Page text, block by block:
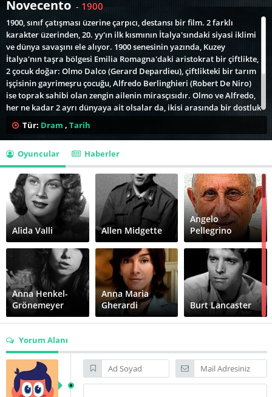
Novecento - 1900
1900, sınıf çatışması üzerine çarpıcı, destansı bir film. 2 farklı
karakter üzerinden, 20. yy'ın ilk kısmının İtalya'sındaki siyasi iklimi
ve dünya savaşını ele alıyor. 1900 senesinin yazında, Kuzey
İtalya'nın taşra bölgesi Emilia Romagna'daki aristokrat bir çiftlikte,
2 çocuk doğar: Olmo Dalco (Gerard Depardieu), çiftlikteki bir tarım
işçisinin gayrimeşru çocuğu, Alfredo Berlinghieri (Robert De Niro)
ise toprak sahibi olan zengin ailenin mirasçısıdır. Olmo ve Alfredo,
her ne kadar 2 ayrı dünyaya ait olsalar da, ikisi arasında bir dostluk
gelişir. Ne var ki değişen koşullar, bu dostluğun düşmanlığa
dönüşmesine neden olacaktır. Yokluk içindeki Olmo, sosyalizm
yanlısı bir eylemciye dönüşürken, savurganlık ve sefahat içinde
yaşayan Alfredo, dolaylı da olsa, yükselen faşist siyasi iklimin
destekçisi olur.
Tür: Dram , Tarih
Oyuncular Haberler
Alida Valli Allen Midgette
Angelo
Pellegrino
Anna Henkel-
Grönemeyer
Anna Maria
Gherardi
Burt Lancaster
Clara Colosimo Demesio Lusardi
Dominique
Sanda
Yorum Alanı